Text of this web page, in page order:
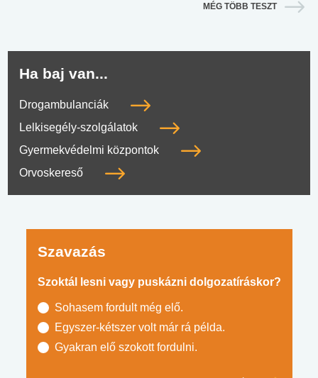
MÉG TÖBB TESZT
Ha baj van...
Drogambulanciák
Lelkisegély-szolgálatok
Gyermekvédelmi központok
Orvoskereső
Szavazás
Szoktál lesni vagy puskázni dolgozatíráskor?
Sohasem fordult még elő.
Egyszer-kétszer volt már rá példa.
Gyakran elő szokott fordulni.